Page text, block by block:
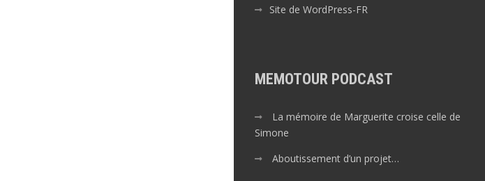
Site de WordPress-FR
MEMOTOUR PODCAST
La mémoire de Marguerite croise celle de
Simone
Aboutissement d’un projet…